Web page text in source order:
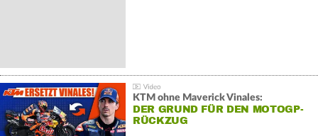
KTM ohne Maverick Vinales:
DER GRUND FÜR DEN MOTOGP-
RÜCKZUG